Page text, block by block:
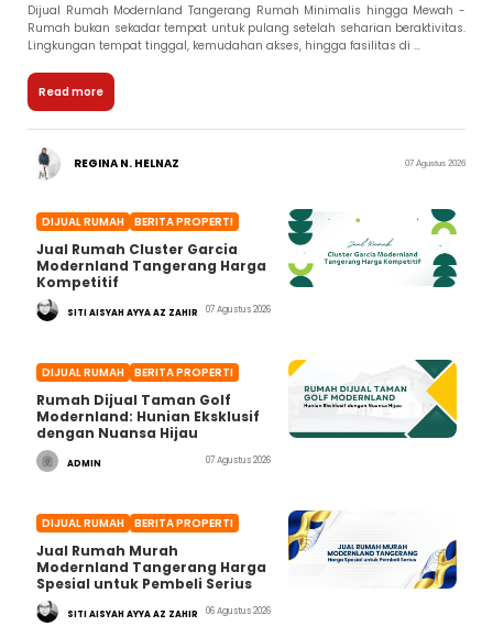
Dijual Rumah Modernland Tangerang Rumah Minimalis hingga Mewah -
Rumah bukan sekadar tempat untuk pulang setelah seharian beraktivitas.
Lingkungan tempat tinggal, kemudahan akses, hingga fasilitas di ...
Read more
REGINA N. HELNAZ 07 Agustus 2026
DIJUAL RUMAH BERITA PROPERTI
Jual Rumah Cluster Garcia
Modernland Tangerang Harga
Kompetitif
SITI AISYAH AYYA AZ ZAHIR 07 Agustus 2026
DIJUAL RUMAH BERITA PROPERTI
Rumah Dijual Taman Golf
Modernland: Hunian Eksklusif
dengan Nuansa Hijau
ADMIN 07 Agustus 2026
DIJUAL RUMAH BERITA PROPERTI
Jual Rumah Murah
Modernland Tangerang Harga
Spesial untuk Pembeli Serius
SITI AISYAH AYYA AZ ZAHIR 06 Agustus 2026